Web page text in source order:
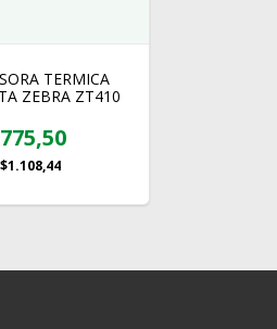
TERMICA
ZEBRA ZT410